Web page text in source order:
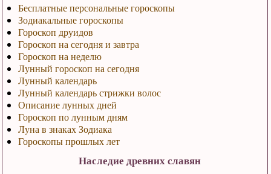
Бесплатные персональные гороскопы
Зодиакальные гороскопы
Гороскоп друидов
Гороскоп на сегодня и завтра
Гороскоп на неделю
Лунный гороскоп на сегодня
Лунный календарь
Лунный календарь стрижки волос
Описание лунных дней
Гороскоп по лунным дням
Луна в знаках Зодиака
Гороскопы прошлых лет
Наследие древних славян